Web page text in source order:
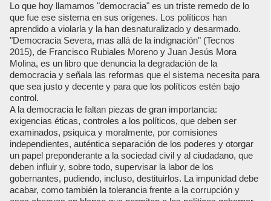
Lo que hoy llamamos "democracia" es un triste remedo de lo
que fue ese sistema en sus orígenes. Los políticos han
aprendido a violarla y la han desnaturalizado y desarmado.
"Democracia Severa, mas allá de la indignación" (Tecnos
2015), de Francisco Rubiales Moreno y Juan Jesús Mora
Molina, es un libro que denuncia la degradación de la
democracia y señala las reformas que el sistema necesita para
que sea justo y decente y para que los políticos estén bajo
control.
A la democracia le faltan piezas de gran importancia:
exigencias éticas, controles a los políticos, que deben ser
examinados, psiquica y moralmente, por comisiones
independientes, auténtica separación de los poderes y otorgar
un papel preponderante a la sociedad civil y al ciudadano, que
deben influir y, sobre todo, supervisar la labor de los
gobernantes, pudiendo, incluso, destituirlos. La impunidad debe
acabar, como también la tolerancia frente a la corrupción y